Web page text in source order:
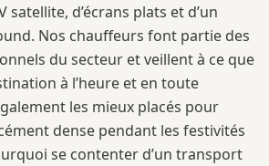
satellite, d’écrans plats et d’un
Nos chauffeurs font partie des
du secteur et veillent à ce que
à l’heure et en toute
les mieux placés pour
dense pendant les festivités
se contenter d’un transport